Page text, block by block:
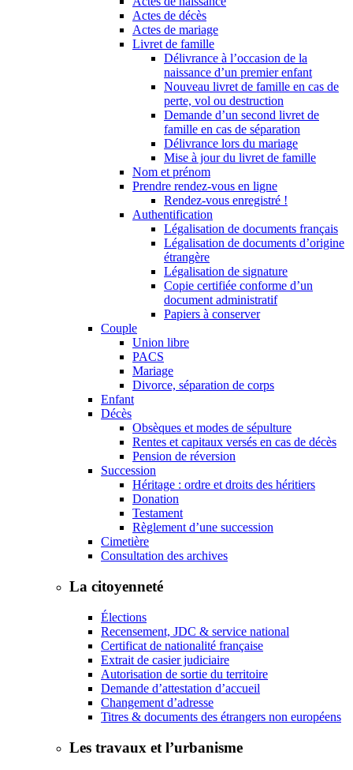
Actes de décès
Actes de mariage
Livret de famille
Délivrance à l’occasion de la
naissance d’un premier enfant
Nouveau livret de famille en cas de
perte, vol ou destruction
Demande d’un second livret de
famille en cas de séparation
Délivrance lors du mariage
Mise à jour du livret de famille
Nom et prénom
Prendre rendez-vous en ligne
Rendez-vous enregistré !
Authentification
Légalisation de documents français
Légalisation de documents d’origine
étrangère
Légalisation de signature
Copie certifiée conforme d’un
document administratif
Papiers à conserver
Couple
Union libre
PACS
Mariage
Divorce, séparation de corps
Enfant
Décès
Obsèques et modes de sépulture
Rentes et capitaux versés en cas de décès
Pension de réversion
Succession
Héritage : ordre et droits des héritiers
Donation
Testament
Règlement d’une succession
Cimetière
Consultation des archives
La citoyenneté
Élections
Recensement, JDC & service national
Certificat de nationalité française
Extrait de casier judiciaire
Autorisation de sortie du territoire
Demande d’attestation d’accueil
Changement d’adresse
Titres & documents des étrangers non européens
Les travaux et l’urbanisme